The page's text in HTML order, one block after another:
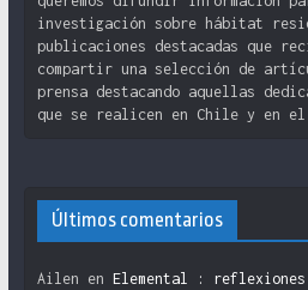
investigación sobre hábitat
publicaciones destacadas que
compartir una selección de
prensa destacando aquellas
que se realicen en Chile y en
Últimos comentarios
Ailen en Elemental :